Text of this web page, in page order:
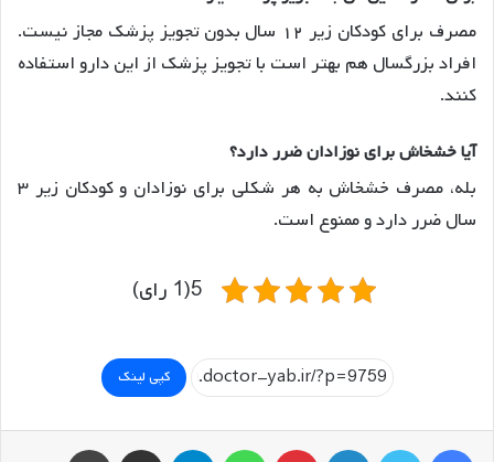
مصرف برای کودکان زیر ۱۲ سال بدون تجویز پزشک مجاز نیست.
افراد بزرگسال هم بهتر است با تجویز پزشک از این دارو استفاده
کنند.
آیا خشخاش برای نوزادان ضرر دارد؟
بله، مصرف خشخاش به هر شکلی برای نوزادان و کودکان زیر ۳
سال ضرر دارد و ممنوع است.
5(1 رای)
کپی لینک
فیسبوک توییتر لینکداین پینتریست تلگرام اشتراک گذاری با ایمیل